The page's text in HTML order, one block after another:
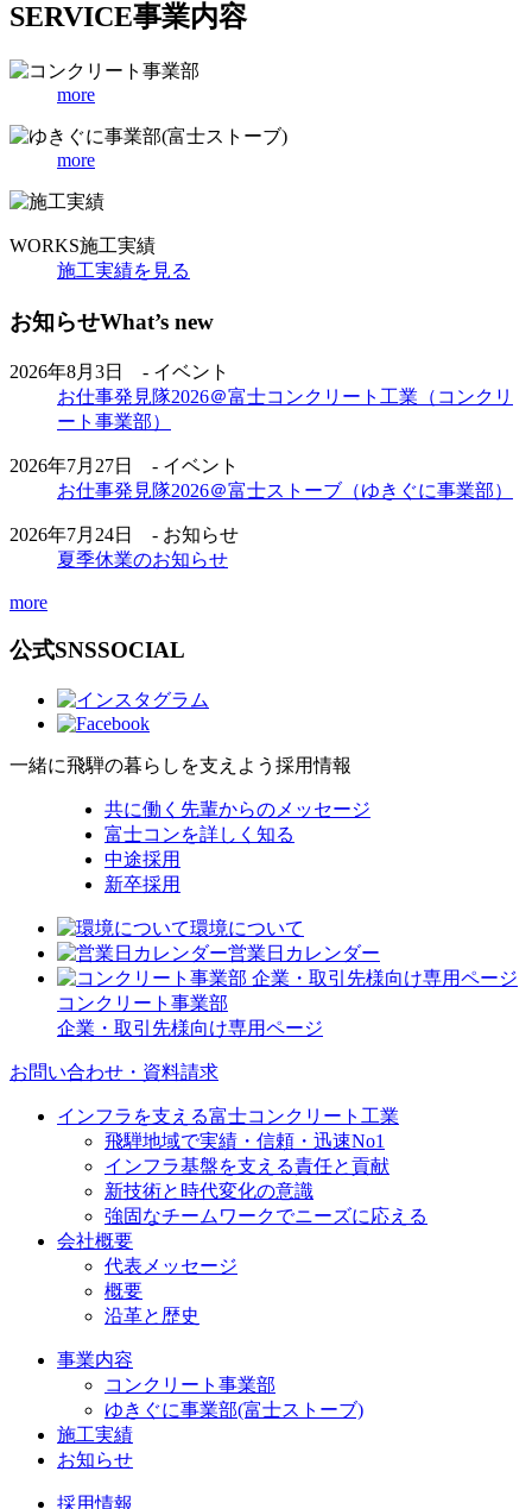
SERVICE事業内容
more
more
WORKS施工実績
施工実績を見る
お知らせWhat’s new
2026年8月3日 - イベント
お仕事発見隊2026＠富士コンクリート工業（コンクリ
ート事業部）
2026年7月27日 - イベント
お仕事発見隊2026＠富士ストーブ（ゆきぐに事業部）
2026年7月24日 - お知らせ
夏季休業のお知らせ
more
公式SNSSOCIAL
一緒に飛騨の暮らしを支えよう 採用情報
共に働く先輩からのメッセージ
富士コンを詳しく知る
中途採用
新卒採用
環境について
営業日カレンダー
コンクリート事業部
企業・取引先様向け専用ページ
お問い合わせ・資料請求
インフラを支える富士コンクリート工業
飛騨地域で実績・信頼・迅速No1
インフラ基盤を支える責任と貢献
新技術と時代変化の意識
強固なチームワークでニーズに応える
会社概要
代表メッセージ
概要
沿革と歴史
事業内容
コンクリート事業部
ゆきぐに事業部(富士ストーブ)
施工実績
お知らせ
採用情報